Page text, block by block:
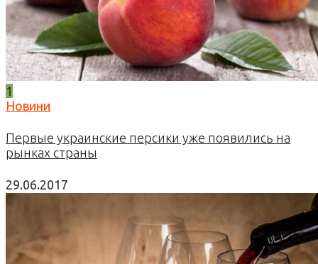
1
Новини
Первые украинские персики уже появились на
рынках страны
29.06.2017